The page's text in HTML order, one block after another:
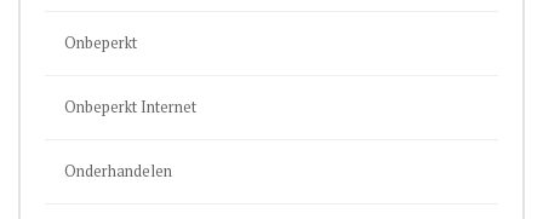
Onbeperkt
Onbeperkt Internet
Onderhandelen